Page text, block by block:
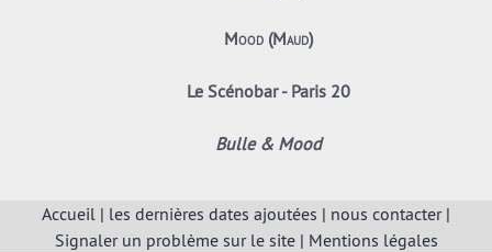
Mood (Maud)
Le Scénobar - Paris 20
Bulle & Mood
Accueil | les dernières dates ajoutées | nous contacter|
Signaler un problème sur le site| Mentions légales